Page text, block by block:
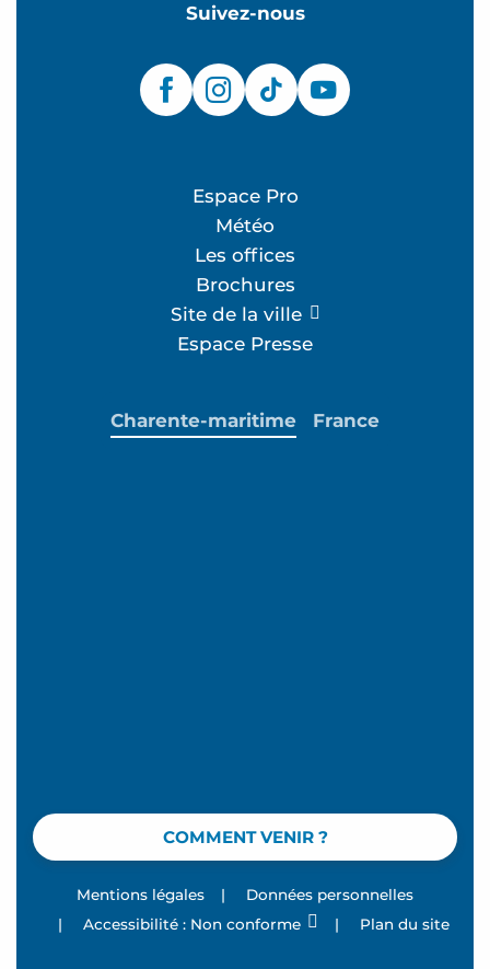
Suivez-nous
Espace Pro
Météo
Les offices
Brochures
Site de la ville
Espace Presse
COMMENT VENIR ?
Charente-maritime France
Mentions légales |
Données personnelles
|
Accessibilité : Non conforme | Plan du site